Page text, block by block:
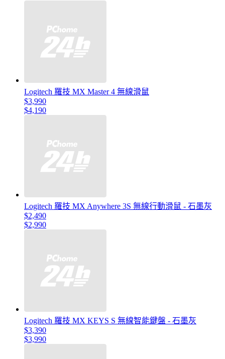
Logitech 羅技 MX Master 4 無線滑鼠
$3,990
$4,190
Logitech 羅技 MX Anywhere 3S 無線行動滑鼠 - 石墨灰
$2,490
$2,990
Logitech 羅技 MX KEYS S 無線智能鍵盤 - 石墨灰
$3,390
$3,990